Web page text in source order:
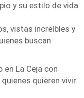
y su estilo de vida
vistas increíbles y
buscan
en La Ceja con
quieren vivir